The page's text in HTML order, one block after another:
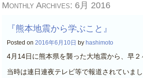
Monthly Archives: 6月 2016
『熊本地震から学ぶこと』
Posted on 2016年6月10日 by hashimoto
4月14日に熊本県を襲った大地震から、早２
当時は連日連夜テレビ等で報道されていま